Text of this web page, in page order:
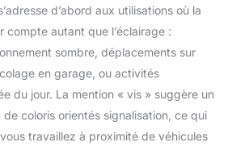
d’abord aux utilisations où la
compte autant que l’éclairage :
sombre, déplacements sur
en garage, ou activités
du jour. La mention « vis » suggère un
coloris orientés signalisation, ce qui
travaillez à proximité de véhicules